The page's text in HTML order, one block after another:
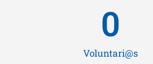
Voluntari@s
0